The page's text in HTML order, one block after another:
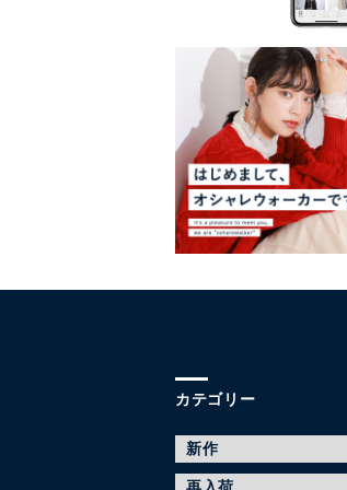
カテゴリー
新作